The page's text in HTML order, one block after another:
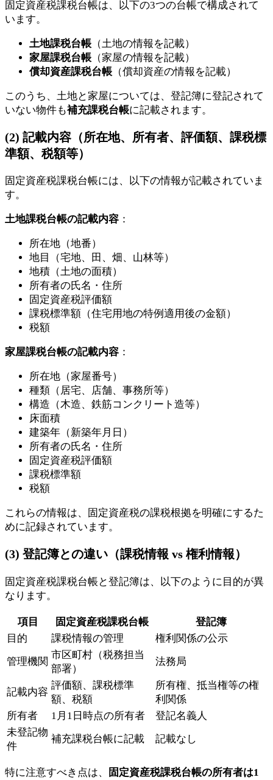
固定資産税課税台帳は、以下の3つの台帳で構成されて
います。
土地課税台帳 （土地の情報を記載）
家屋課税台帳 （家屋の情報を記載）
償却資産課税台帳 （償却資産の情報を記載）
このうち、土地と家屋については、登記簿に登記されて
いない物件も補充課税台帳に記載されます。
(2) 記載内容（所在地、所有者、評価額、課税標
準額、税額等）
固定資産税課税台帳には、以下の情報が記載されていま
す。
土地課税台帳の記載内容 ：
所在地（地番）
地目（宅地、田、畑、山林等）
地積（土地の面積）
所有者の氏名・住所
固定資産税評価額
課税標準額（住宅用地の特例適用後の金額）
税額
家屋課税台帳の記載内容 ：
所在地（家屋番号）
種類（居宅、店舗、事務所等）
構造（木造、鉄筋コンクリート造等）
床面積
建築年（新築年月日）
所有者の氏名・住所
固定資産税評価額
課税標準額
税額
これらの情報は、固定資産税の課税根拠を明確にするた
めに記録されています。
(3) 登記簿との違い（課税情報 vs 権利情報）
固定資産税課税台帳と登記簿は、以下のように目的が異
なります。
項目 固定資産税課税台帳
登記簿
目的
課税情報の管理
権利関係の公示
管理機関
市区町村（税務担当
部署）
法務局
記載内容
評価額、課税標準
額、税額
所有権、抵当権等の権
利関係
所有者
1月1日時点の所有者
登記名義人
未登記物
件
補充課税台帳に記載 記載なし
特に注意すべき点は、
固定資産税課税台帳の所有者は1